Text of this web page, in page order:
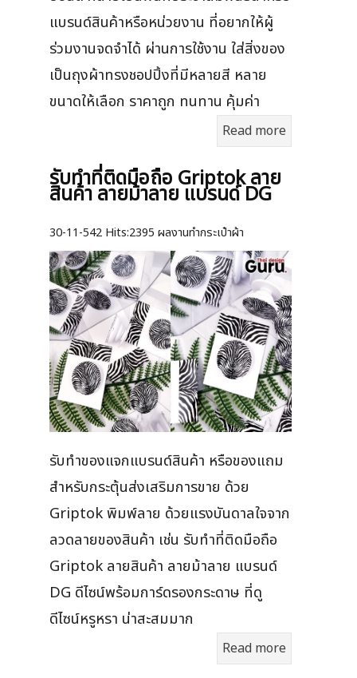
แบรนด์สินค้าหรือหน่วยงาน ที่อยากให้ผู้
ร่วมงานจดจำได้ ผ่านการใช้งาน ใส่สิ่งของ
เป็นถุงผ้าทรงชอปปิ้งที่มีหลายสี หลาย
ขนาดให้เลือก ราคาถูก ทนทาน คุ้มค่า
Read more
รับทำที่ติดมือถือ Griptok ลาย
สินค้า ลายม้าลาย แบรนด์ DG
30-11-542 Hits:2395 ผลงานทำกระเป๋าผ้า
รับทำของแจกแบรนด์สินค้า หรือของแถม
สำหรับกระตุ้นส่งเสริมการขาย ด้วย
Griptok พิมพ์ลาย ด้วยแรงบันดาลใจจาก
ลวดลายของสินค้า เช่น รับทำที่ติดมือถือ
Griptok ลายสินค้า ลายม้าลาย แบรนด์
DG ดีไซน์พร้อมการ์ดรองกระดาษ ที่ดู
ดีไซน์หรูหรา น่าสะสมมาก
Read more